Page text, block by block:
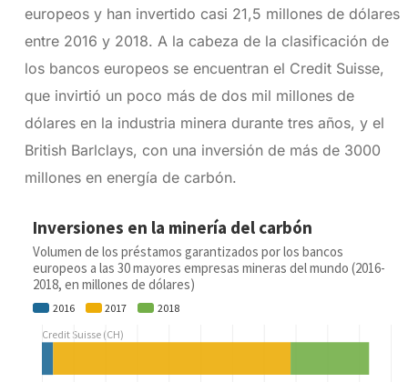
europeos y han invertido casi 21,5 millones de dólares
entre 2016 y 2018. A la cabeza de la clasificación de
los bancos europeos se encuentran el Credit Suisse,
que invirtió un poco más de dos mil millones de
dólares en la industria minera durante tres años, y el
British Barlclays, con una inversión de más de 3000
millones en energía de carbón.